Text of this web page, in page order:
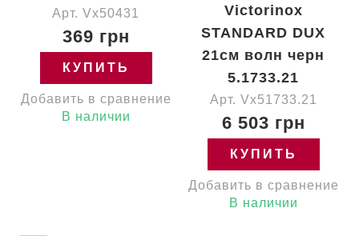
Арт. Vx50431
369 грн
КУПИТЬ
Добавить в сравнение
В наличии
Victorinox
STANDARD DUX
21см волн черн
5.1733.21
Арт. Vx51733.21
6 503 грн
КУПИТЬ
Добавить в сравнение
В наличии